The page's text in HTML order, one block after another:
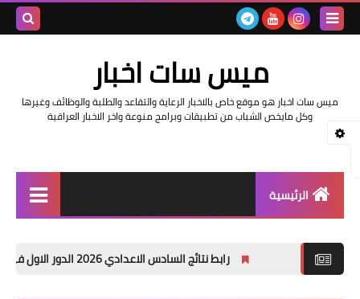
ميس سات اخبار
ميس سات اخبار هو موقع خاص بالاخبار الرعاية والتقاعد والطلبة والوظائف وغيرها
وكل مايخص الشباب من تطبيقات وبرامج منوعة واخر الاخبار العراقية
الرئيسية
اخبار وزارة التربية والتعليم
رابط نتائج السادس الاعدادي 2026 الدور الاول في العراق | موقع نتائجنا